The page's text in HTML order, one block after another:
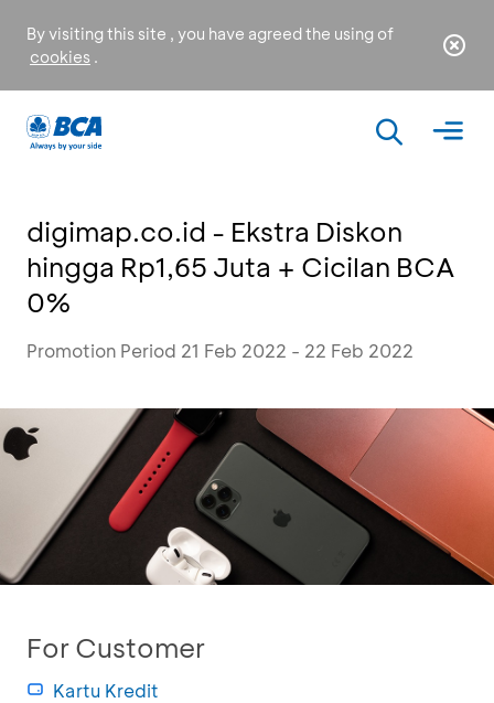
By visiting this site , you have agreed the using of
cookies .
digimap.co.id - Ekstra Diskon
hingga Rp1,65 Juta + Cicilan BCA
0%
Promotion Period 21 Feb 2022 - 22 Feb 2022
For Customer
Kartu Kredit